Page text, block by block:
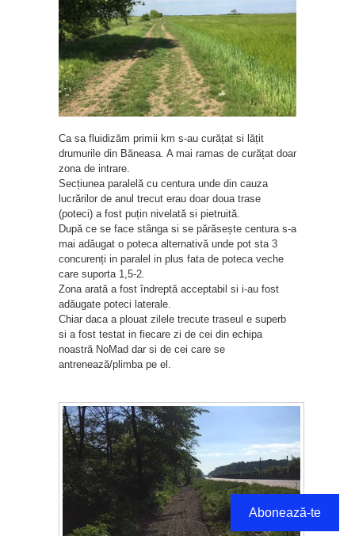
Ca sa fluidizăm primii km s-au curățat si lățit
drumurile din Băneasa. A mai ramas de curățat doar
zona de intrare.
Secțiunea paralelă cu centura unde din cauza
lucrărilor de anul trecut erau doar doua trase
(poteci) a fost puțin nivelată si pietruită.
După ce se face stânga si se părăsește centura s-a
mai adăugat o poteca alternativă unde pot sta 3
concurenți in paralel in plus fata de poteca veche
care suporta 1,5-2.
Zona arată a fost îndreptă acceptabil si i-au fost
adăugate poteci laterale.
Chiar daca a plouat zilele trecute traseul e superb
si a fost testat in fiecare zi de cei din echipa
noastră NoMad dar si de cei care se
antrenează/plimba pe el.
Abonează-te